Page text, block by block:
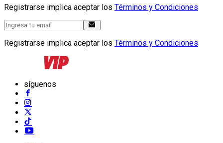
Registrarse implica aceptar los Términos y Condiciones
Registrarse implica aceptar los Términos y Condiciones
síguenos